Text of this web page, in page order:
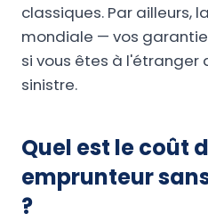
classiques. Par ailleurs,
mondiale — vos
si vous êtes à l'étranger
sinistre.
Quel est le coût
emprunteur
?